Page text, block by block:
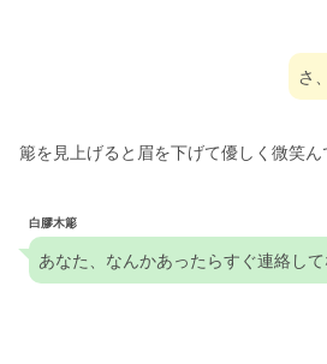
さ
簓を見上げると眉を下げて優しく微笑ん
白膠木簓
あなた、なんかあったらすぐ連絡し